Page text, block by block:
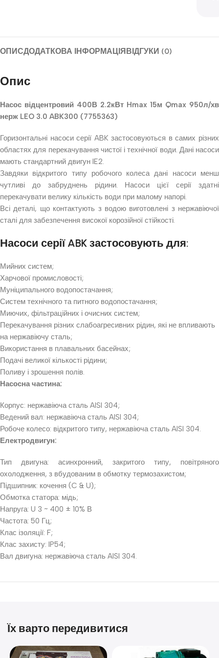
ОПИСДОДАТКОВА ІНФОРМАЦІЯВІДГУКИ (0)
Опис
Насос відцентровий 400В 2.2кВт Hmax 15м Qmax 950л/хв
нерж LEO 3.0 ABK300 (7755363)
Горизонтальні насоси серії ABK застосовуються в самих різних
областях для перекачування чистої і технічної води. Дані насоси
мають стандартний двигун IE2.
Завдяки відкритого типу робочого колеса дані насоси менш
чутливі до забруднень рідини. Насоси цієї серії здатні
перекачувати велику кількість води при малому напорі.
Всі деталі, що контактують з водою виготовлені з нержавіючої
сталі для забезпечення високої корозійної стійкості.
Насоси серії ABK застосовують для:
Мийних систем;
Харчової промисловості;
Муніципального водопостачання;
Систем технічного та питного водопостачання;
Миючих, фільтраційних і очисних систем;
Перекачування різних слабоагресивних рідин, які не впливають
на нержавіючу сталь;
Використання в плавальних басейнах;
Подачі великої кількості рідини;
Поливу і зрошення полів.
Насосна частина:
Корпус: нержавіюча сталь AISI 304;
Ведений вал: нержавіюча сталь AISI 304;
Робоче колесо: відкритого типу, нержавіюча сталь AISI 304.
Електродвигун:
Тип двигуна: асинхронний, закритого типу, повітряного
охолодження, з вбудованим в обмотку термозахистом;
Підшипник: кочення (C & U);
Обмотка статора: мідь;
Напруга: U 3 ~ 400 ± 10% В
Частота: 50 Гц;
Клас ізоляції: F;
Клас захисту: IP54;
Вал двигуна: нержавіюча сталь AISI 304.
Їх варто передивитися